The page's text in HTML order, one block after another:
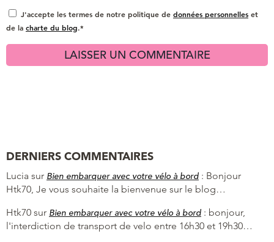
J'accepte les termes de notre politique de données personnelles et
de la charte du blog.*
DERNIERS COMMENTAIRES
Lucia sur Bien embarquer avec votre vélo à bord : Bonjour
Htk70, Je vous souhaite la bienvenue sur le blog…
Htk70 sur Bien embarquer avec votre vélo à bord : bonjour,
l'interdiction de transport de velo entre 16h30 et 19h30…